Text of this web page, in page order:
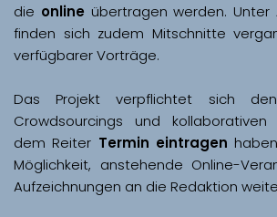
die online übertragen werden. Unter
finden sich zudem Mitschnitte
Das Projekt verpflichtet sich
Crowdsourcings und kollaborativen
dem Reiter Termin eintragen
Möglichkeit, anstehende Online-
Aufzeichnungen an die Redaktion